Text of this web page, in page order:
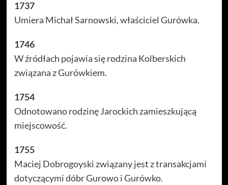
1737
Umiera Michał Sarnowski, właściciel Gurówka.
1746
W źródłach pojawia się rodzina Kolberskich
związana z Gurówkiem.
1754
Odnotowano rodzinę Jarockich zamieszkującą
miejscowość.
1755
Maciej Dobrogoyski związany jest z transakcjami
dotyczącymi dóbr Gurowo i Gurówko.